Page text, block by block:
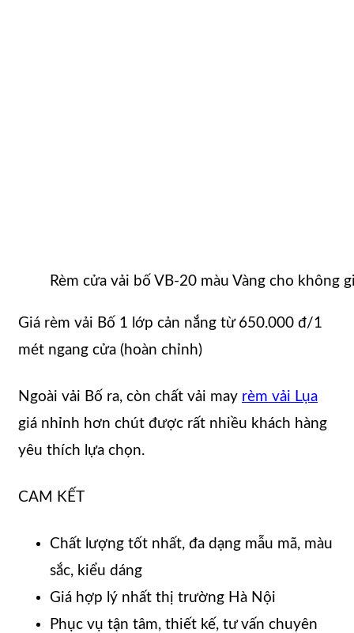
Rèm cửa vải bố VB-20 màu Vàng cho không
Giá rèm vải Bố 1 lớp cản nắng từ 650.000 đ/1
mét ngang cửa (hoàn chỉnh)
Ngoài vải Bố ra, còn chất vải may rèm vải Lụa
giá nhỉnh hơn chút được rất nhiều khách hàng
yêu thích lựa chọn.
CAM KẾT
Chất lượng tốt nhất, đa dạng mẫu mã, màu
sắc, kiểu dáng
Giá hợp lý nhất thị trường Hà Nội
Phục vụ tận tâm, thiết kế, tư vấn chuyên